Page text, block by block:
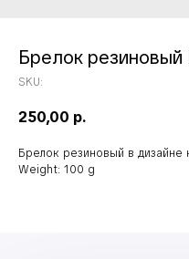
Брелок резиновый
SKU:
250,00 р.
Брелок резиновый в дизайне
Weight: 100 g